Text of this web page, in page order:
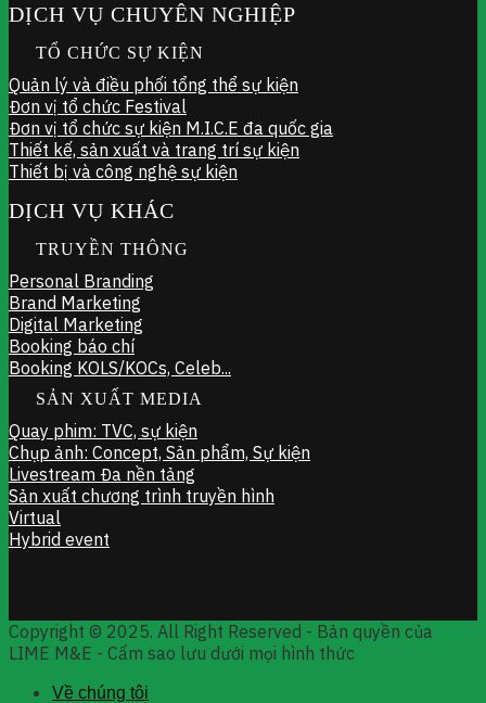
DỊCH VỤ CHUYÊN NGHIỆP
TỔ CHỨC SỰ KIỆN
Quản lý và điều phối tổng thể sự kiện
Đơn vị tổ chức Festival
Đơn vị tổ chức sự kiện M.I.C.E đa quốc gia
Thiết kế, sản xuất và trang trí sự kiện
Thiết bị và công nghệ sự kiện
DỊCH VỤ KHÁC
TRUYỀN THÔNG
Personal Branding
Brand Marketing
Digital Marketing
Booking báo chí
Booking KOLS/KOCs, Celeb...
SẢN XUẤT MEDIA
Quay phim: TVC, sự kiện
Chụp ảnh: Concept, Sản phẩm, Sự kiện
Livestream Đa nền tảng
Sản xuất chương trình truyền hình
Virtual
Hybrid event
Copyright © 2025. All Right Reserved - Bản quyền của
LIME M&E - Cấm sao lưu dưới mọi hình thức
Về chúng tôi